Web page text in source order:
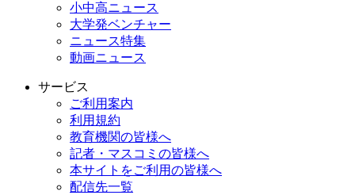
小中高ニュース
大学発ベンチャー
ニュース特集
動画ニュース
サービス
ご利用案内
利用規約
教育機関の皆様へ
記者・マスコミの皆様へ
本サイトをご利用の皆様へ
配信先一覧